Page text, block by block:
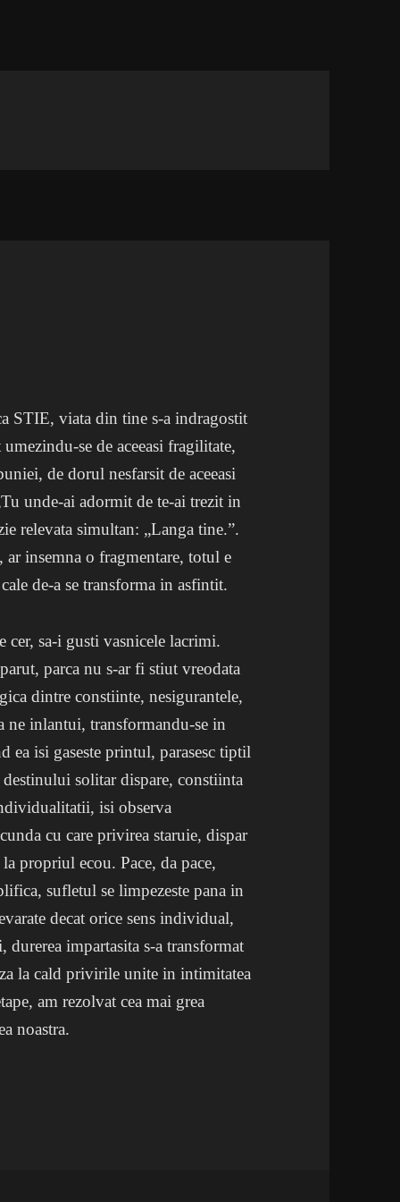
STIE, viata din tine s-a indragostit
se de aceeasi fragilitate,
de dorul nesfarsit de aceeasi
unde-ai adormit de te-ai trezit in
relevata simultan: „Langa tine.”.
insemna o fragmentare, totul e
de-a se transforma in asfintit.
cer, sa-i gusti vasnicele lacrimi.
parca nu s-ar fi stiut vreodata
dintre constiinte, nesigurantele,
ne inlantui, transformandu-se in
isi gaseste printul, parasesc tiptil
solitar dispare, constiinta
isi observa
cu care privirea staruie, dispar
propriul ecou. Pace, da pace,
sufletul se limpezeste pana in
decat orice sens individual,
impartasita s-a transformat
la cald privirile unite in intimitatea
am rezolvat cea mai grea
noastra.